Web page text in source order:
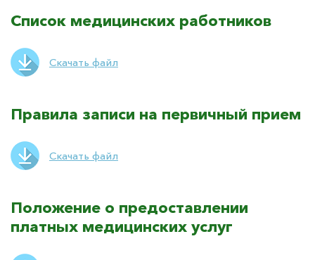
Список медицинских работников
Скачать файл
Правила записи на первичный прием
Скачать файл
Положение о предоставлении
платных медицинских услуг